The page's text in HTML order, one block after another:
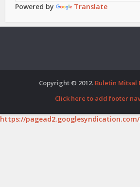
Powered by Translate
Copyright © 2012. Buletin Mitsal
Click here to add footer
https://